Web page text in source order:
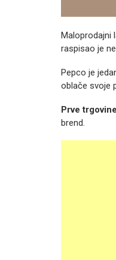
Maloprodajni
raspisao je
Pepco je
oblače svoje
Prve
brend.